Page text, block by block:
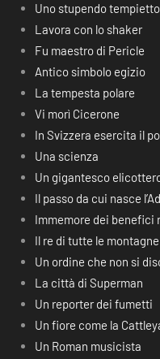
Uno stupendo
Lavora con lo shaker
Fu maestro di Pericle
Antico simbolo egizio
La tempesta polare
Vi morì Cicerone
In Svizzera esercita il
Una scienza
Un gigantesco
Il passo da cui nasce
Immemore dei benefici
Il re di tutte le montagne
Un ordine che non si
La città di Superman
Un reporter dei fumetti
Un fiore come la
Un Roman musicista